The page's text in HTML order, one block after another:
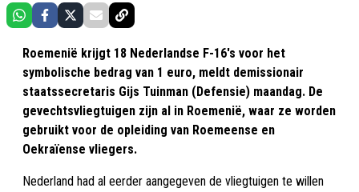
Roemenië krijgt 18 Nederlandse F-16's voor het
symbolische bedrag van 1 euro, meldt demissionair
staatssecretaris Gijs Tuinman (Defensie) maandag. De
gevechtsvliegtuigen zijn al in Roemenië, waar ze worden
gebruikt voor de opleiding van Roemeense en
Oekraïense vliegers.
Nederland had al eerder aangegeven de vliegtuigen te willen